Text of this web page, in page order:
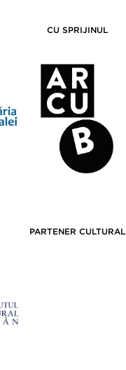
CU SPRIJINUL
PARTENER CULTURAL